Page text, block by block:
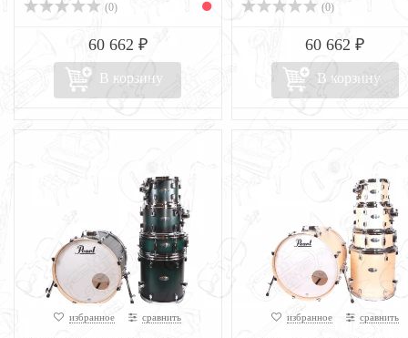
(0)
60 662 ₽
В корзину
(0)
60 662 ₽
В корзину
избранное сравнить избранное сравнить